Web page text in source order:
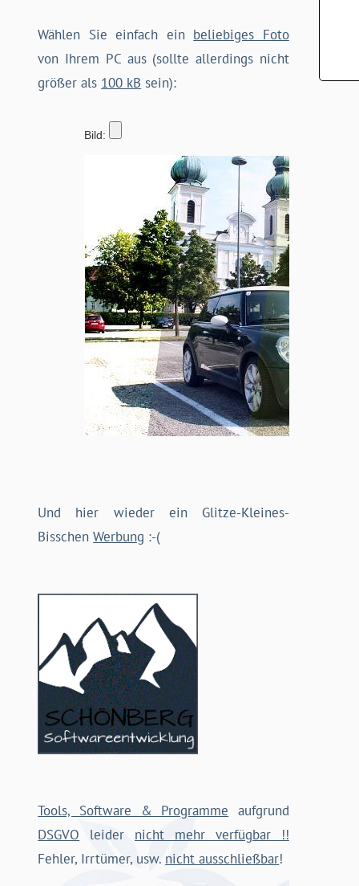
Wählen Sie einfach ein beliebiges Foto
von Ihrem PC aus (sollte allerdings nicht
größer als 100 kB sein):
Und hier wieder ein Glitze-Kleines-
BisschenWerbung :-(
Tools, Software & Programme aufgrund
DSGVO leider nicht mehr verfügbar !!
Fehler, Irrtümer, usw. nicht ausschließbar!